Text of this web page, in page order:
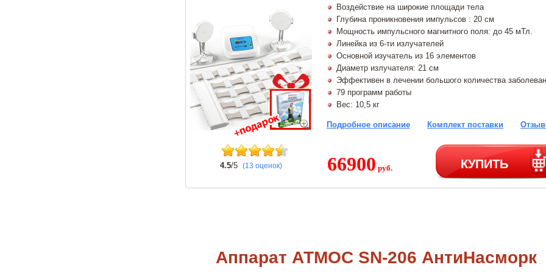
4.5/5 (13 оценок)
Воздействие на широкие площади тела
Глубина проникновения импульсов : 20 см
Мощность импульсного магнитного поля: до 45 мТл.
Линейка из 6-ти излучателей
Основной изучатель из 16 элементов
Диаметр излучателя: 21 см
Эффективен в лечении большого количества
79 программ работы
Вес: 10,5 кг
Подробное описание Комплект поставки
66900 руб. КУПИТЬ
Аппарат АТМОС SN-206 АнтиНасморк